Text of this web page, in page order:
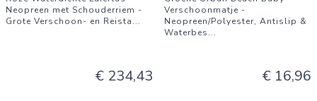
Neopreen met Schouderriem -
Grote Verschoon- en Reista...
€ 234,43
Verschoonmatje -
Neopreen/Polyester, Antislip &
Waterbes...
€ 16,96